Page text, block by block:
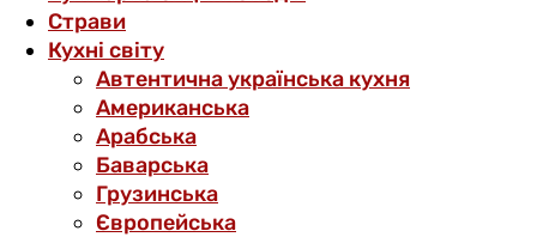
Страви
Кухні світу
Автентична українська кухня
Американська
Арабська
Баварська
Грузинська
Європейська